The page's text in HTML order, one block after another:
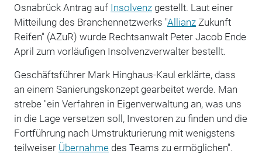
Osnabrück Antrag auf Insolvenzgestellt. Laut einer
Mitteilung des Branchennetzwerks "AllianzZukunft
Reifen" (AZuR) wurde Rechtsanwalt Peter Jacob Ende
April zum vorläufigen Insolvenzverwalter bestellt.
Geschäftsführer Mark Hinghaus-Kaul erklärte, dass
an einem Sanierungskonzept gearbeitet werde. Man
strebe "ein Verfahren in Eigenverwaltung an, was uns
in die Lage versetzen soll, Investoren zu finden und die
Fortführung nach Umstrukturierung mit wenigstens
teilweiser Übernahmedes Teams zu ermöglichen".